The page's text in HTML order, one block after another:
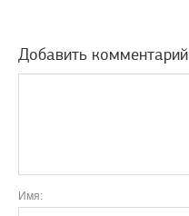
Добавить комментарий
Имя: